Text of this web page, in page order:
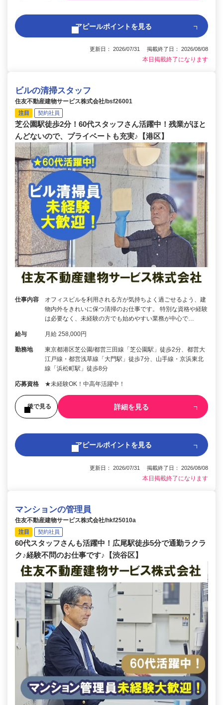
アピールポイントを見る
更新日： 2026/07/31 掲載終了日： 2026/08/08
本日掲載終了になります
ビルの清掃スタッフ
住友不動産建物サービス株式会社/bsf26001
注目 契約社員
芝公園駅徒歩2分！60代スタッフさん活躍中！残業がほと
んどないので、プライベートも充実♪【港区】
仕事内容
オフィスビルを利用される方が気持ちよく過ごせるよう、建
物内外をきれいに保つ清掃のお仕事です。 特別な資格や経験
は必要なく、未経験の方でも始めやすい業務が中心で…
給与 月給 258,000円
勤務地
東京都港区芝公園/都営三田線「芝公園駅」徒歩2分、都営大
江戸線・都営浅草線「大門駅」徒歩7分、山手線・京浜東北
線「浜松町駅」徒歩8分
応募資格 ★未経験OK！中高年活躍中！
後で見る 詳細を見る
アピールポイントを見る
更新日： 2026/07/31 掲載終了日： 2026/08/08
本日掲載終了になります
マンションの管理員
住友不動産建物サービス株式会社/hkf25010a
注目 契約社員
60代スタッフさんも活躍中！広尾駅徒歩5分で通勤ラクラ
ク♪経験不問のお仕事です♪【渋谷区】